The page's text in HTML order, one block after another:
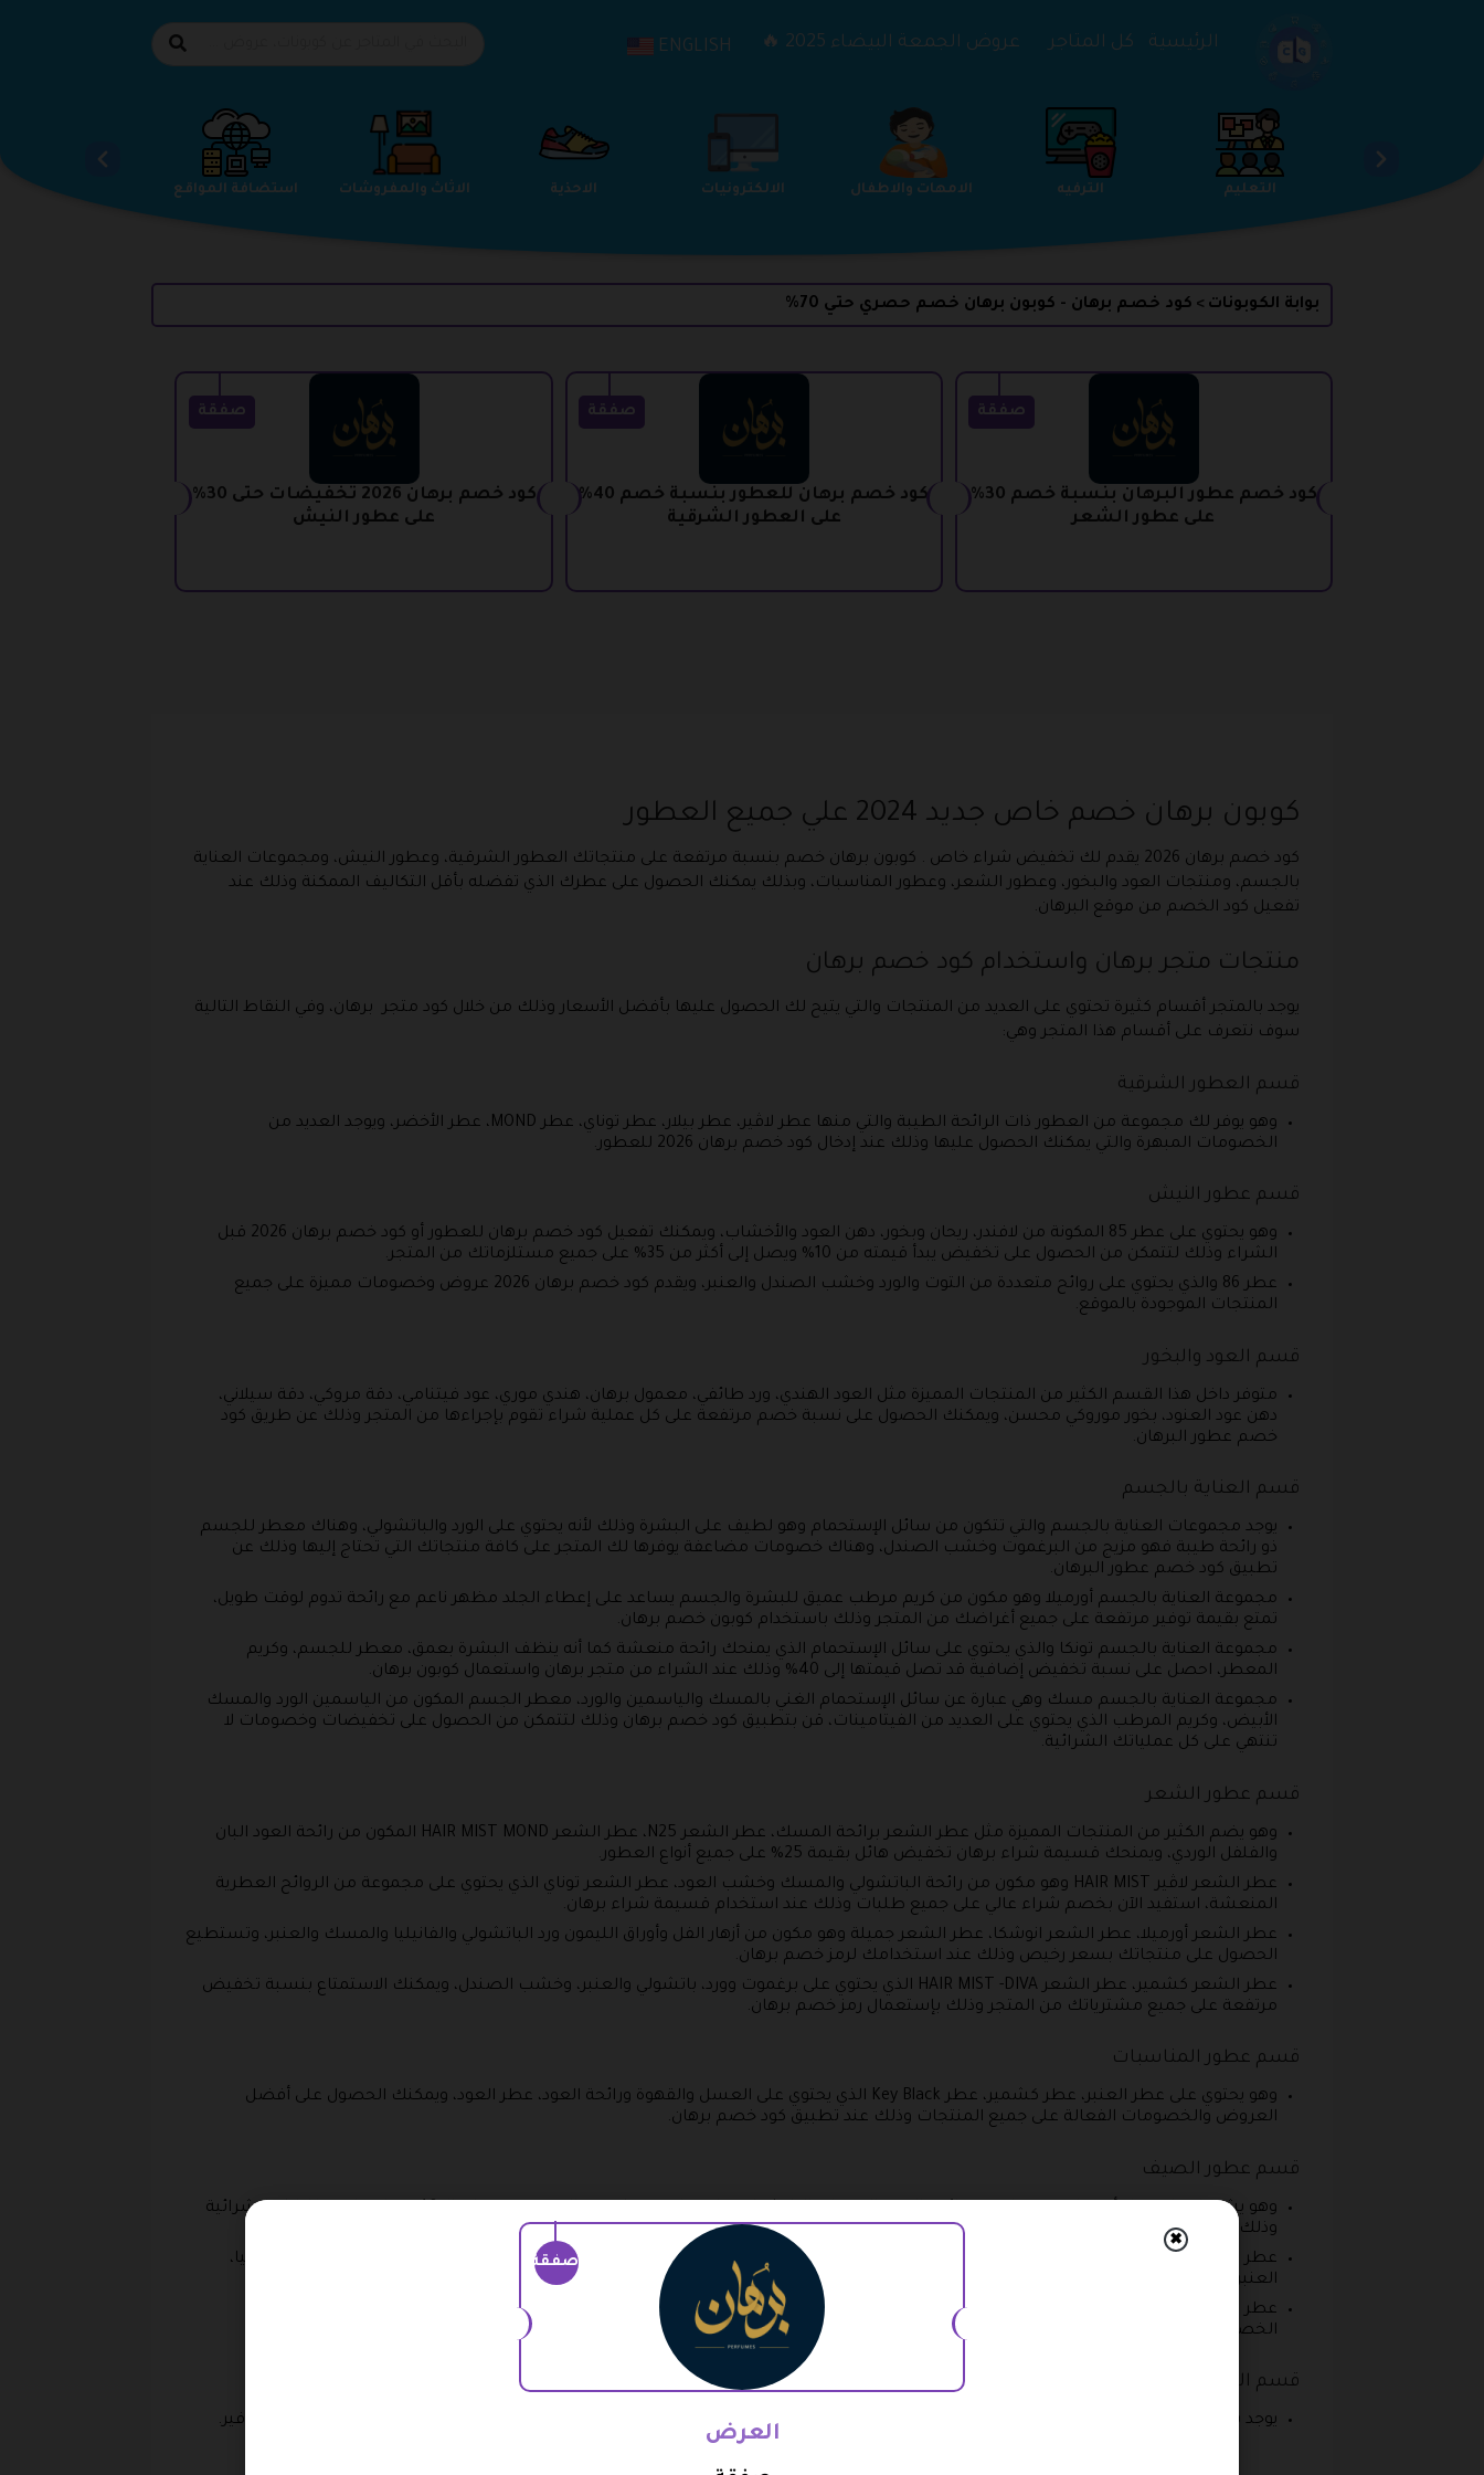
الرئيسية كل المتاجر عروض الجمعة البيضاء 2025 🔥 ENGLISH
استضافة المواقع الاثاث والمفروشات الاحذية الالكترونيات الامهات والاطفال الترفيه التعليم الجمال والعناية الخدمات
بوابة الكوبونات > كود خصم برهان - كوبون برهان خصم حصري حتي 70%
صفقة
كود خصم عطور البرهان بنسبة خصم 30%
على عطور الشعر
صفقة
كود خصم برهان للعطور بنسبة خصم 40%
على العطور الشرقية
صفقة
كود خصم برهان 2026 تخفيضات حتى 30%
على عطور النيش
كوبون برهان خصم خاص جديد 2024 علي جميع العطور
كود خصم برهان 2026 يقدم لك تخفيض شراء خاص . كوبون برهان خصم بنسبة مرتفعة على منتجاتك العطور الشرقية، وعطور النيش، ومجموعات العناية
بالجسم، ومنتجات العود والبخور، وعطور الشعر، وعطور المناسبات، وبذلك يمكنك الحصول على عطرك الذي تفضله بأقل التكاليف الممكنة وذلك عند
تفعيل كود الخصم من موقع البرهان.
منتجات متجر برهان واستخدام كود خصم برهان
يوجد بالمتجر أقسام كثيرة تحتوي على العديد من المنتجات والتي يتيح لك الحصول عليها بأفضل الأسعار وذلك من خلال كود متجر برهان، وفي النقاط التالية
سوف نتعرف على أقسام هذا المتجر وهي:
قسم العطور الشرقية
وهو يوفر لك مجموعة من العطور ذات الرائحة الطيبة والتي منها عطر لاڤير، عطر بيلار، عطر توناي، عطر MOND، عطر الأخضر، ويوجد العديد من
الخصومات المبهرة والتي يمكنك الحصول عليها وذلك عند إدخال كود خصم برهان 2026 للعطور.
قسم عطور النيش
وهو يحتوي على عطر 85 المكونة من لافندر، ريحان وبخور، دهن العود والأخشاب، ويمكنك تفعيل كود خصم برهان للعطور أو كود خصم برهان 2026 قبل
الشراء وذلك لتتمكن من الحصول على تخفيض يبدأ قيمته من 10% ويصل إلى أكثر من 35% على جميع مستلزماتك من المتجر.
عطر 86 والذي يحتوي على روائح متعددة من التوت والورد وخشب الصندل والعنبر، ويقدم كود خصم برهان 2026 عروض وخصومات مميزة على جميع
المنتجات الموجودة بالموقع.
قسم العود والبخور
متوفر داخل هذا القسم الكثير من المنتجات المميزة مثل العود الهندي، ورد طائفي، معمول برهان، هندي موري، عود فيتنامي، دقة مروكي، دقة سيلاني،
دهن عود العنود، بخور موروكي محسن، ويمكنك الحصول على نسبة خصم مرتفعة على كل عملية شراء تقوم بإجراءها من المتجر وذلك عن طريق كود
خصم عطور البرهان.
قسم العناية بالجسم
يوجد مجموعات العناية بالجسم والتي تتكون من سائل الإستحمام وهو لطيف على البشرة وذلك لأنه يحتوي على الورد والباتشولي، وهناك معطر للجسم
ذو رائحة طيبة فهو مزيج من البرغموت وخشب الصندل، وهناك خصومات مضاعفة يوفرها لك المتجر على كافة منتجاتك التي تحتاج إليها وذلك عن
تطبيق كود خصم عطور البرهان.
مجموعة العناية بالجسم أورميلا وهو مكون من كريم مرطب عميق للبشرة والجسم يساعد على إعطاء الجلد مظهر ناعم مع رائحة تدوم لوقت طويل،
تمتع بقيمة توفير مرتفعة على جميع أغراضك من المتجر وذلك باستخدام كوبون خصم برهان.
مجموعة العناية بالجسم تونكا والذي يحتوي على سائل الإستحمام الذي يمنحك رائحة منعشة كما أنه ينظف البشرة بعمق، معطر للجسم، وكريم
المعطر، احصل على نسبة تخفيض إضافية قد تصل قيمتها إلى 40% وذلك عند الشراء من متجر برهان واستعمال كوبون برهان.
مجموعة العناية بالجسم مسك وهي عبارة عن سائل الإستحمام الغني بالمسك والياسمين والورد، معطر الجسم المكون من الياسمين الورد والمسك
الأبيض، وكريم المرطب الذي يحتوي على العديد من الفيتامينات، قن بتطبيق كود خصم برهان وذلك لتتمكن من الحصول على تخفيضات وخصومات لا
تنتهي على كل عملياتك الشرائية.
قسم عطور الشعر
وهو يضم الكثير من المنتجات المميزة مثل عطر الشعر برائحة المسك، عطر الشعر N25، عطر الشعر HAIR MIST MOND المكون من رائحة العود البان
والفلفل الوردي، ويمنحك قسيمة شراء برهان تخفيض هائل بقيمة 25% على جميع أنواع العطور.
عطر الشعر لاڤير HAIR MIST وهو مكون من رائحة الباتشولي والمسك وخشب العود، عطر الشعر توناي الذي يحتوي على مجموعة من الروائح العطرية
المنعشة، استفيد الآن بخصم شراء عالي على جميع طلبات وذلك عند استخدام قسيمة شراء برهان.
عطر الشعر أورميلا، عطر الشعر انوشكا، عطر الشعر جميلة وهو مكون من أزهار الفل وأوراق الليمون ورد الباتشولي والفانيليا والمسك والعنبر، وتستطيع
الحصول على منتجاتك بسعر رخيص وذلك عند استخدامك لرمز خصم برهان.
عطر الشعر كشمير، عطر الشعر HAIR MIST -DIVA الذي يحتوي على برغموت وورد، باتشولي والعنبر، وخشب الصندل، ويمكنك الاستمتاع بنسبة تخفيض
مرتفعة على جميع مشترياتك من المتجر وذلك بإستعمال رمز خصم برهان.
قسم عطور المناسبات
وهو يحتوي على عطر العنبر، عطر كشمير، عطر Key Black الذي يحتوي على العسل والقهوة ورائحة العود، عطر العود، ويمكنك الحصول على أفضل
العروض والخصومات الفعالة على جميع المنتجات وذلك عند تطبيق كود خصم برهان.
قسم عطور الصيف
وهو يشتمل على عطر أورميلا وهو عبارة عن رائحة الزهور البيضاء، الباتشولي، قاردينيا، ويمنحك كود التوفير قد يتجاوز الـ 40% على كافة طلباتك الشرائية
وذلك عند إضافة كود موقع برهان قبل تأكيد عملية الشراء الخاصة بك.
عطر المسك وهو يحتوي على ياسمين وورد، ومسك أبيض، ويوجد عطر ال VERDE وهو مكون من رائحة الجريب فروت، التوت البري، المسك، الفانيليا،
العنبر، ويمكنك توفير حتى 60% من قيمة مشترياتك وذلك عند إدراج كود خصم برهان.
الخصومات الموجودة الآن ذلك من خلال برومو كود برهان.
قسم الهدايا
يوجد بوكس هدايا فارغ والذي يستخدم لوضع الهدايا بداخله، ويمكنك الحصول على خصم شراء مذهل على عطر المفضل وذلك عند تفعيل كود التوفير.
صفقة
✖
العرض